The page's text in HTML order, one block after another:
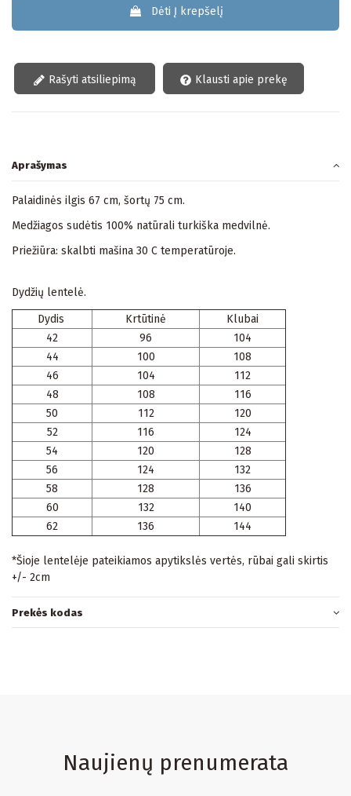
Dėti Į krepšelį
Rašyti atsiliepimą Klausti apie prekę
Aprašymas
Palaidinės ilgis 67 cm, šortų 75 cm.
Medžiagos sudėtis 100% natūrali turkiška medvilnė.
Priežiūra: skalbti mašina 30 C temperatūroje.
Dydžių lentelė.
Dydis Krtūtinė
Klubai
42
96
104
44
100
108
46
104
112
48
108
116
50
112
120
52
116
124
54
120
128
56
124
132
58
128
136
60
132
140
62
136 144
*Šioje lentelėje pateikiamos apytikslės vertės, rūbai gali skirtis
+/- 2cm
Prekės kodas
Naujienų prenumerata